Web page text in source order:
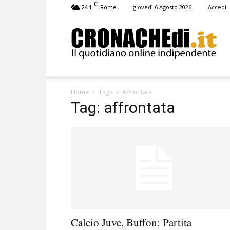
24.1 C Rome giovedì 6 Agosto 2026 Accedi
Home Tags Affrontata
Tag: affrontata
Calcio Juve, Buffon: Partita